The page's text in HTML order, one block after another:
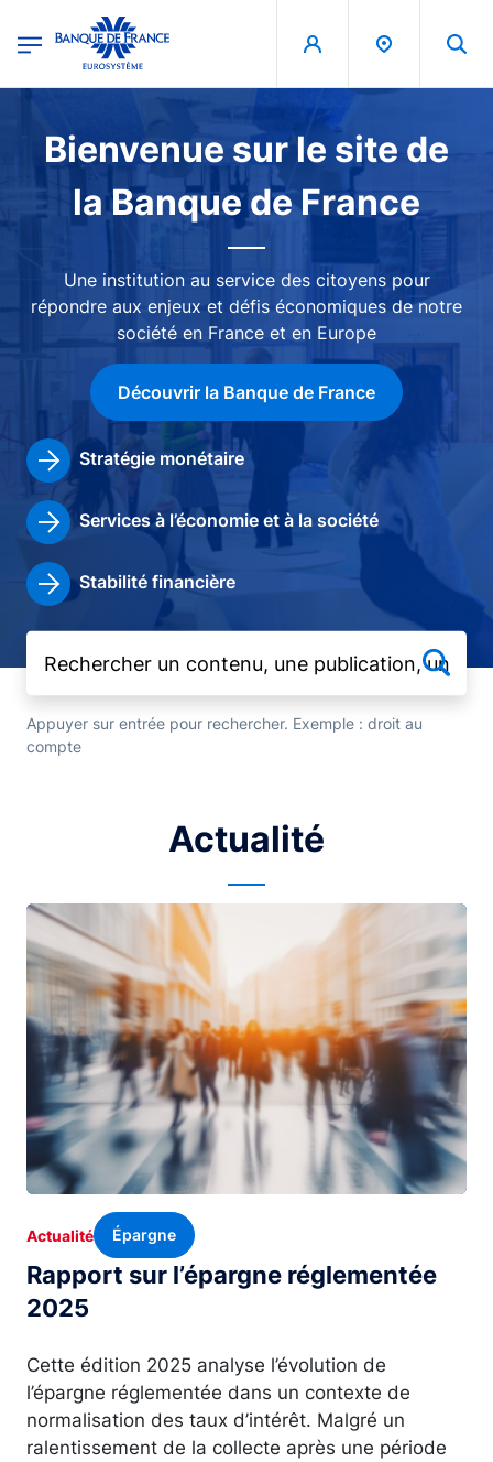
Banque de France - Menu Principal
Bienvenue sur le site de
la Banque de France
Une institution au service des citoyens pour
répondre aux enjeux et défis économiques de notre
société en France et en Europe
Découvrir la Banque de France
Stratégie monétaire
Services à l’économie et à la société
Stabilité financière
Appuyer sur entrée pour rechercher. Exemple : droit au
compte
Actualité
Image
Rapport sur l’épargne réglementée
2025
Actualité Épargne
Cette édition 2025 analyse l’évolution de
l’épargne réglementée dans un contexte de
normalisation des taux d’intérêt. Malgré un
ralentissement de la collecte après une période